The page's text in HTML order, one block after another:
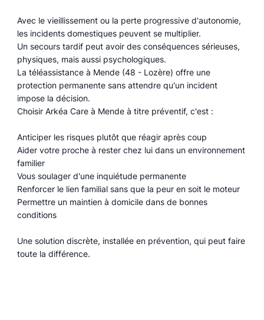
Avec le vieillissement ou la perte progressive d'autonomie,
les incidents domestiques peuvent se multiplier.
Un secours tardif peut avoir des conséquences sérieuses,
physiques, mais aussi psychologiques.
La téléassistance à Mende (48 - Lozère) offre une
protection permanente sans attendre qu'un incident
impose la décision.
Choisir Arkéa Care à Mende à titre préventif, c'est :
Anticiper les risques plutôt que réagir après coup
Aider votre proche à rester chez lui dans un environnement
familier
Vous soulager d'une inquiétude permanente
Renforcer le lien familial sans que la peur en soit le moteur
Permettre un maintien à domicile dans de bonnes
conditions
Une solution discrète, installée en prévention, qui peut faire
toute la différence.